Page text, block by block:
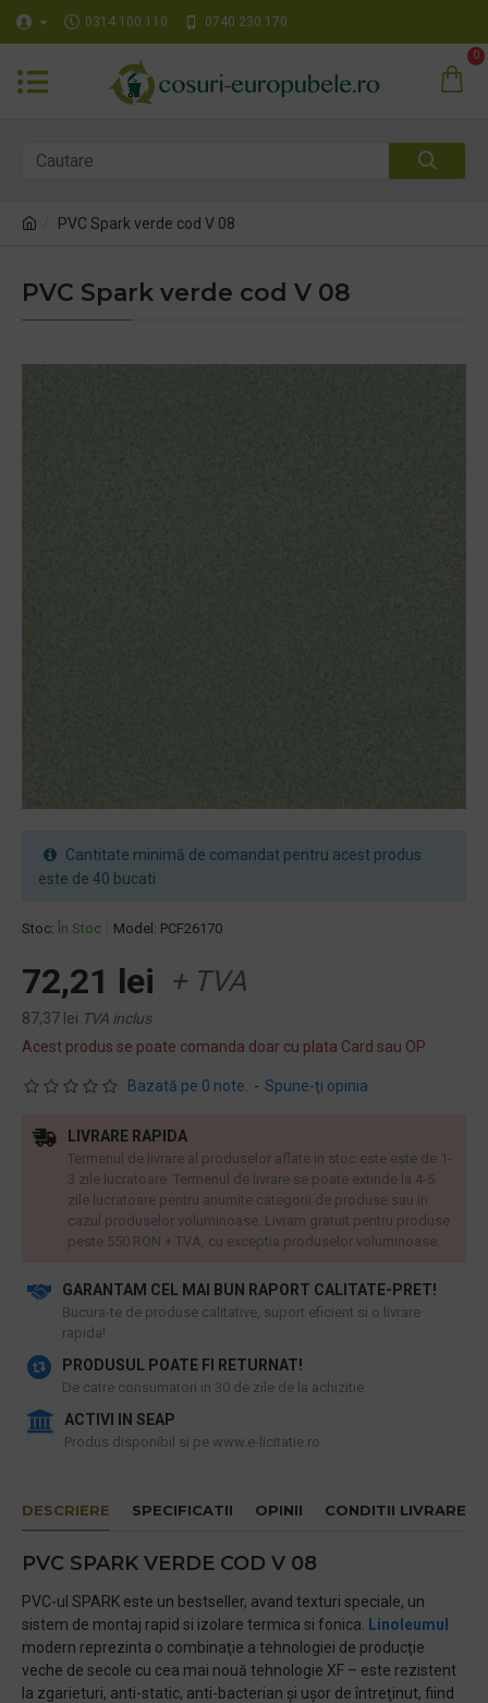
0314 100 110 0740 230 170
0
PVC Spark verde cod V 08
PVC Spark verde cod V 08
Stoc: În Stoc Model: PCF26170
Bazată pe 0 note. - Spune-ţi opinia
72,21 lei + TVA
87,37 lei TVA inclus
Acest produs se poate comanda doar cu plata Card sau OP
Cantitate minimă de comandat pentru acest produs
este de 40 bucati
GARANTAM CEL MAI BUN RAPORT CALITATE-PRET!
​Bucura-te de produse calitative, suport eficient si o livrare
rapida!
PRODUSUL POATE FI RETURNAT!
De catre consumatori in 30 de zile de la achizitie
ACTIVI IN SEAP
Produs disponibil si pe www.e-licitatie.ro
LIVRARE RAPIDA
Termenul de livrare al produselor aflate in stoc este este de 1-
3 zile lucratoare. Termenul de livrare se poate extinde la 4-5
zile lucratoare pentru anumite categorii de produse sau in
cazul produselor voluminoase. Livram gratuit pentru produse
peste 550 RON + TVA, cu exceptia produselor voluminoase.
DESCRIERE SPECIFICATII OPINII CONDITII LIVRARE
PVC SPARK VERDE COD V 08
PVC-ul SPARK este un bestseller, avand texturi speciale, un
sistem de montaj rapid si izolare termica si fonica.
Linoleumul
modern reprezinta o combinaţie a tehnologiei de producţie
veche de secole cu cea mai nouă tehnologie XF – este rezistent
la zgarieturi, anti-static, anti-bacterian şi uşor de întreţinut, fiind